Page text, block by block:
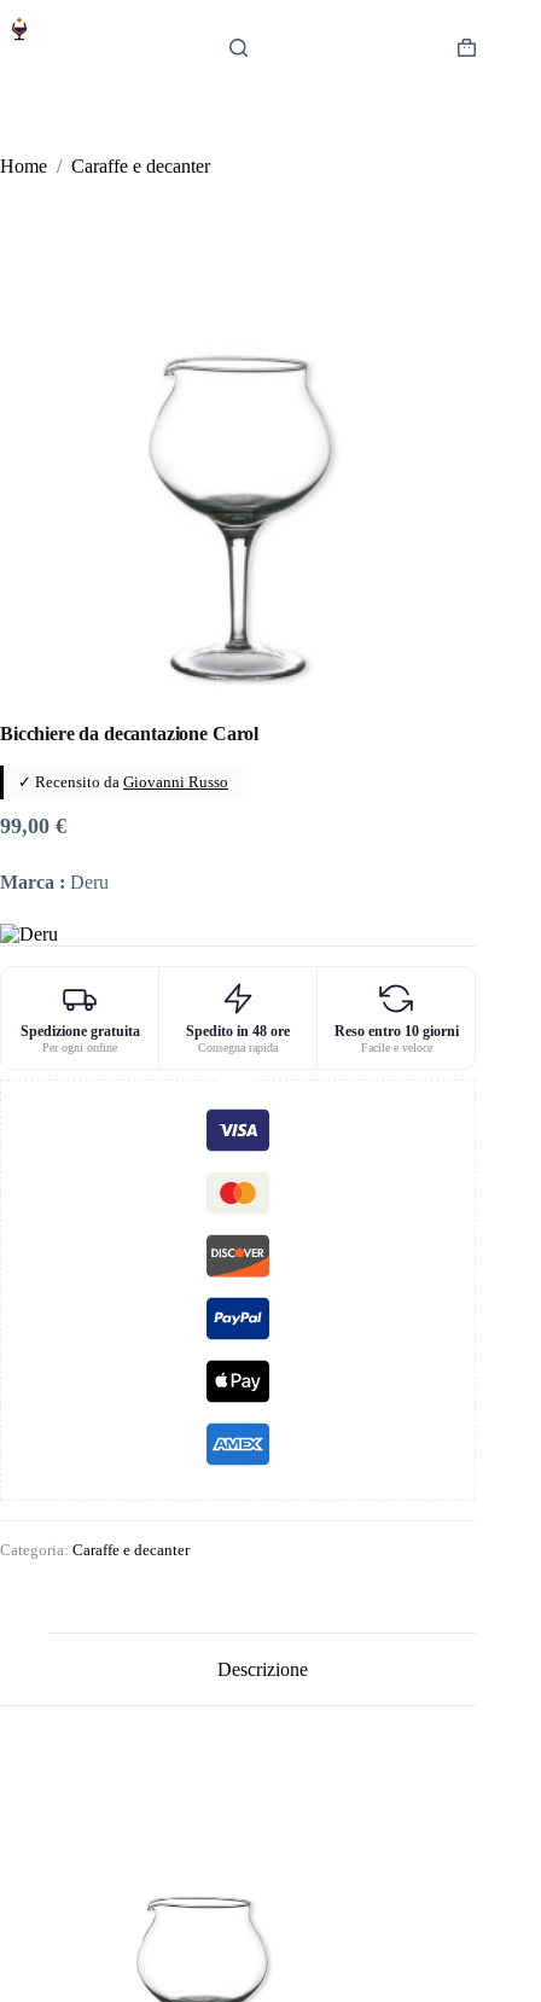
Carrello
Home / Caraffe e decanter
Bicchiere da decantazione Carol
✓ Recensito da Giovanni Russo
99,00 €
Marca : Deru
Spedizione gratuita
Per ogni ordine
Spedito in 48 ore
Consegna rapida
Reso entro 10 giorni
Facile e veloce
Categoria: Caraffe e decanter
Descrizione